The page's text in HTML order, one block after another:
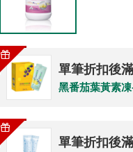
單筆折扣後
黑番茄葉黃素
單筆折扣後